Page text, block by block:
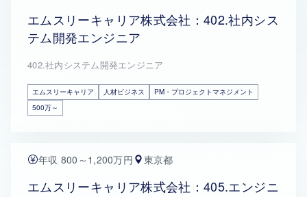
エムスリーキャリア株式会社：402.社内シス
テム開発エンジニア
402.社内システム開発エンジニア
エムスリーキャリア 人材ビジネス
PM・プロジェクトマネジメント
500万～
年収 800～1,200万円 東京都
エムスリーキャリア株式会社：405.エンジニ